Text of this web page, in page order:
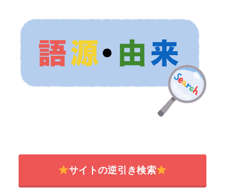
サイトの逆引き検索